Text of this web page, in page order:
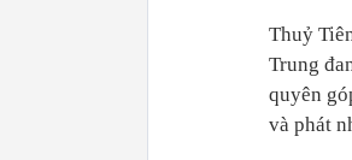
Thuỷ
Trung
quyên
và phát